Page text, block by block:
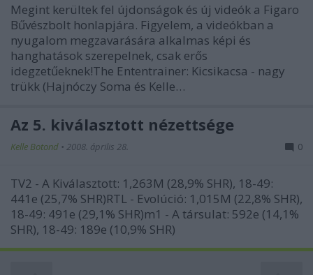
Megint kerültek fel újdonságok és új videók a Figaro
Bűvészbolt honlapjára. Figyelem, a videókban a
nyugalom megzavarására alkalmas képi és
hanghatások szerepelnek, csak erős
idegzetűeknek!The Ententrainer: Kicsikacsa - nagy
trükk (Hajnóczy Soma és Kelle…
Az 5. kiválasztott nézettsége
Kelle Botond • 2008. április 28. 0
TV2 - A Kiválasztott: 1,263M (28,9% SHR), 18-49:
441e (25,7% SHR)RTL - Evolúció: 1,015M (22,8% SHR),
18-49: 491e (29,1% SHR)m1 - A társulat: 592e (14,1%
SHR), 18-49: 189e (10,9% SHR)